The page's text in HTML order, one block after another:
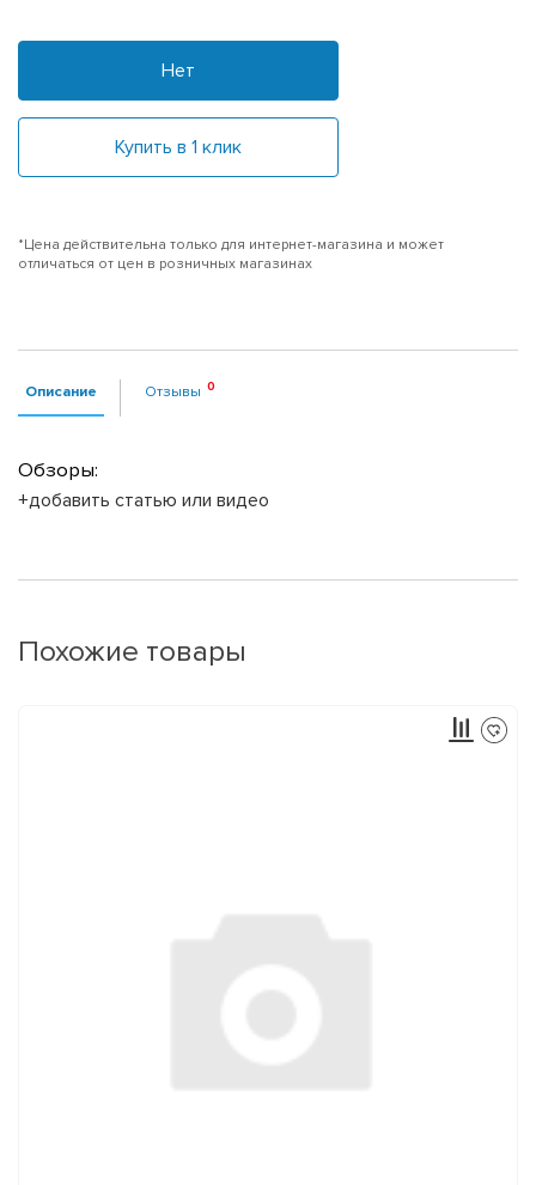
Нет
Купить в 1 клик
*Цена действительна только для интернет-магазина и может
отличаться от цен в розничных магазинах
Описание Отзывы
Обзоры:
+добавить статью или видео
Похожие товары